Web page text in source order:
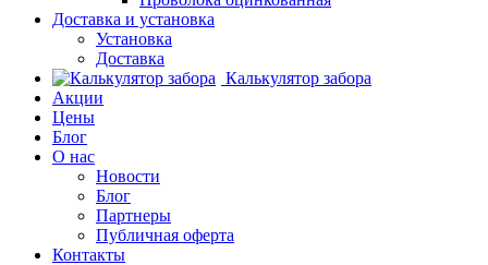
Доставка и установка
Установка
Доставка
Калькулятор забора
Акции
Цены
Блог
О нас
Новости
Блог
Партнеры
Публичная оферта
Контакты